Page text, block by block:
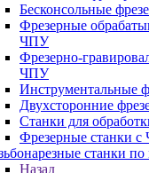
Бесконсольные
Фрезерные
ЧПУ
Фрезерно-
ЧПУ
Инструментальные
Двухсторонние
Станки для
Фрезерные станки
станки по
Назад